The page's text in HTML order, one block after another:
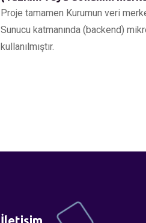
Proje tamamen Kurumun veri
Sunucu katmanında (backend)
kullanılmıştır.